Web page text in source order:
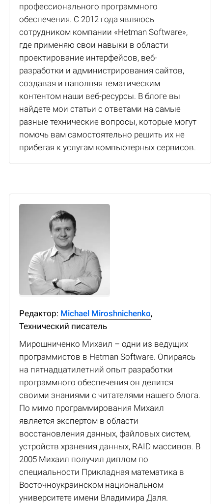
профессионального программного
обеспечения. С 2012 года являюсь
сотрудником компании «Hetman Software»,
где применяю свои навыки в области
проектирование интерфейсов, веб-
разработки и администрирования сайтов,
создавая и наполняя тематическим
контентом наши веб-ресурсы. В блоге вы
найдете мои статьи с ответами на самые
разные технические вопросы, которые могут
помочь вам самостоятельно решить их не
прибегая к услугам компьютерных сервисов.
Редактор: Michael Miroshnichenko,
Технический писатель
Мирошниченко Михаил – одни из ведущих
программистов в Hetman Software. Опираясь
на пятнадцатилетний опыт разработки
программного обеспечения он делится
своими знаниями с читателями нашего блога.
По мимо программирования Михаил
является экспертом в области
восстановления данных, файловых систем,
устройств хранения данных, RAID массивов. В
2005 Михаил получил диплом по
специальности Прикладная математика в
Восточноукраинском национальном
университете имени Владимира Даля.